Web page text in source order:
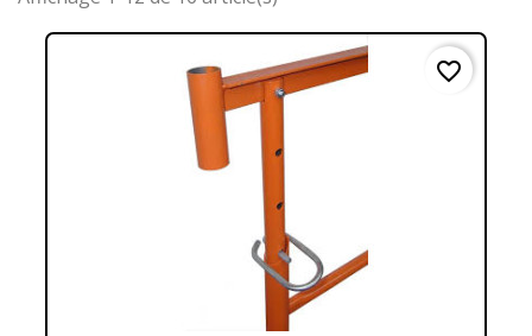
favorite_border